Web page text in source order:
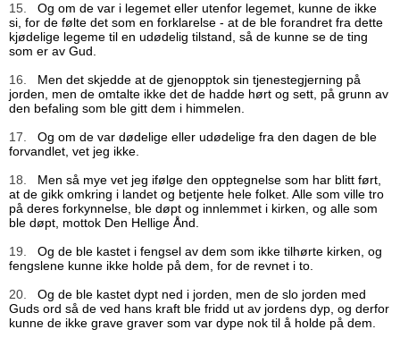
15.
Og om de var i legemet eller utenfor legemet, kunne de ikke
si, for de følte det som en forklarelse - at de ble forandret fra dette
kjødelige legeme til en udødelig tilstand, så de kunne se de ting
som er av Gud.
16.
Men det skjedde at de gjenopptok sin tjenestegjerning på
jorden, men de omtalte ikke det de hadde hørt og sett, på grunn av
den befaling som ble gitt dem i himmelen.
17.
Og om de var dødelige eller udødelige fra den dagen de ble
forvandlet, vet jeg ikke.
18.
Men så mye vet jeg ifølge den opptegnelse som har blitt ført,
at de gikk omkring i landet og betjente hele folket. Alle som ville tro
på deres forkynnelse, ble døpt og innlemmet i kirken, og alle som
ble døpt, mottok Den Hellige Ånd.
19.
Og de ble kastet i fengsel av dem som ikke tilhørte kirken, og
fengslene kunne ikke holde på dem, for de revnet i to.
20.
Og de ble kastet dypt ned i jorden, men de slo jorden med
Guds ord så de ved hans kraft ble fridd ut av jordens dyp, og derfor
kunne de ikke grave graver som var dype nok til å holde på dem.